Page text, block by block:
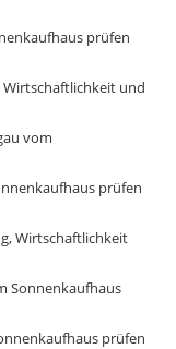
prüfen
und
vom
prüfen
Wirtschaftlichkeit
Sonnenkaufhaus
prüfen